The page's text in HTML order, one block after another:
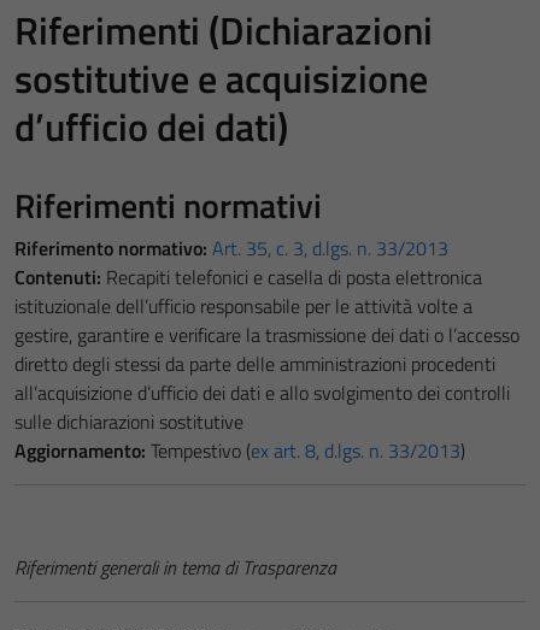
Riferimenti (Dichiarazioni
sostitutive e acquisizione
d’ufficio dei dati)
Riferimenti normativi
Riferimento normativo: Art. 35, c. 3, d.lgs. n. 33/2013
Contenuti: Recapiti telefonici e casella di posta elettronica
istituzionale dell’ufficio responsabile per le attività volte a
gestire, garantire e verificare la trasmissione dei dati o l’accesso
diretto degli stessi da parte delle amministrazioni procedenti
all’acquisizione d’ufficio dei dati e allo svolgimento dei controlli
sulle dichiarazioni sostitutive
Aggiornamento: Tempestivo (ex art. 8, d.lgs. n. 33/2013)
Riferimenti generali in tema di Trasparenza